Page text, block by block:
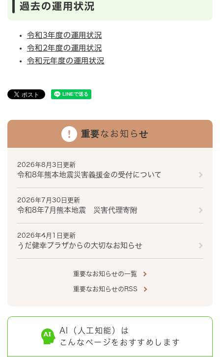
過去の運用状況
令和3年度の運用状況
令和2年度の運用状況
令和元年度の運用状況
重要なお知らせ
2026年8月3日更新
令和8年熊本地震災害義援金の受付について
2026年7月30日更新
令和8年7月熊本地震 災害代理寄附
2026年4月1日更新
うだ健幸プラザからの大切なお知らせ
重要なお知らせの一覧
重要なお知らせのRSS
AI（人工知能）は
こんなページをおすすめします